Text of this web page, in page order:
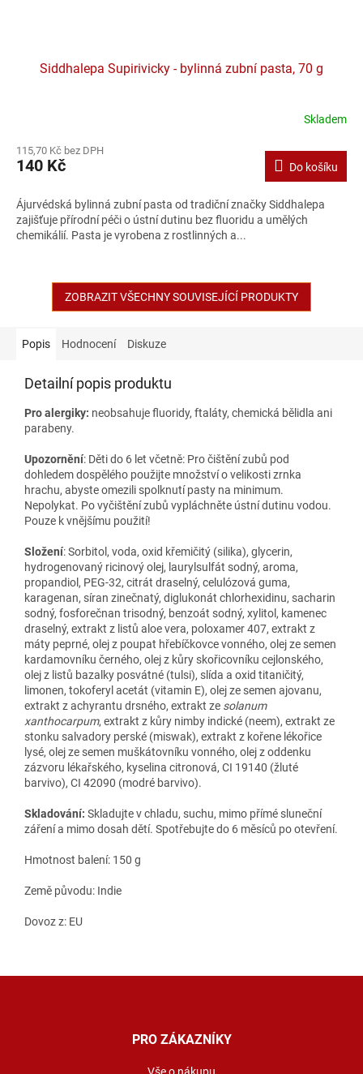
Siddhalepa Supirivicky - bylinná zubní pasta, 70 g
produktu
z
hvězdiček.
Skladem
115,70 Kč bez DPH
140 Kč Do košíku
Ájurvédská bylinná zubní pasta od tradiční značky Siddhalepa
zajišťuje přírodní péči o ústní dutinu bez fluoridu a umělých
chemikálií. Pasta je vyrobena z rostlinných a...
ZOBRAZIT VŠECHNY SOUVISEJÍCÍ PRODUKTY
Popis Hodnocení Diskuze
Detailní popis produktu
Pro alergiky: neobsahuje fluoridy, ftaláty, chemická bělidla ani
parabeny.
Upozornění: Děti do 6 let včetně: Pro čištění zubů pod
dohledem dospělého použijte množství o velikosti zrnka
hrachu, abyste omezili spolknutí pasty na minimum.
Nepolykat. Po vyčištění zubů vypláchněte ústní dutinu vodou.
Pouze k vnějšímu použití!
Složení: Sorbitol, voda, oxid křemičitý (silika), glycerin,
hydrogenovaný ricinový olej, laurylsulfát sodný, aroma,
propandiol, PEG-32, citrát draselný, celulózová guma,
karagenan, síran zinečnatý, diglukonát chlorhexidinu, sacharin
sodný, fosforečnan trisodný, benzoát sodný, xylitol, kamenec
draselný, extrakt z listů aloe vera, poloxamer 407, extrakt z
máty peprné, olej z poupat hřebíčkovce vonného, olej ze semen
kardamovníku černého, olej z kůry skořicovníku cejlonského,
olej z listů bazalky posvátné (tulsi), slída a oxid titaničitý,
limonen, tokoferyl acetát (vitamin E), olej ze semen ajovanu,
extrakt z achyrantu drsného, extrakt ze solanum
xanthocarpum, extrakt z kůry nimby indické (neem), extrakt ze
stonku salvadory perské (miswak), extrakt z kořene lékořice
lysé, olej ze semen muškátovníku vonného, olej z oddenku
zázvoru lékařského, kyselina citronová, CI 19140 (žluté
barvivo), CI 42090 (modré barvivo).
Skladování: Skladujte v chladu, suchu, mimo přímé sluneční
záření a mimo dosah dětí. Spotřebujte do 6 měsíců po otevření.
Hmotnost balení: 150 g
Země původu: Indie
Dovoz z: EU
PRO ZÁKAZNÍKY